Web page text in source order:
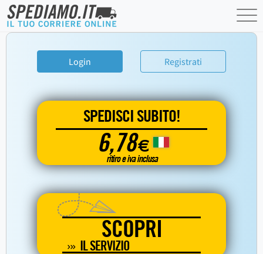
Login Registrati
SPEDISCI SUBITO!
6,78€
ritiro e iva inclusa
SCOPRI
IL SERVIZIO